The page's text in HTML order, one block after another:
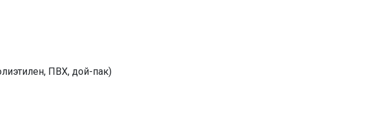
ПВХ, дой-пак)